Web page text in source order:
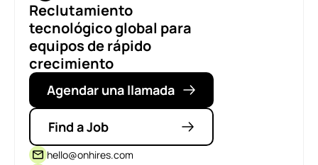
Reclutamiento
tecnológico global para
equipos de rápido
crecimiento
Agendar una llamada
Find a Job
hello@onhires.com